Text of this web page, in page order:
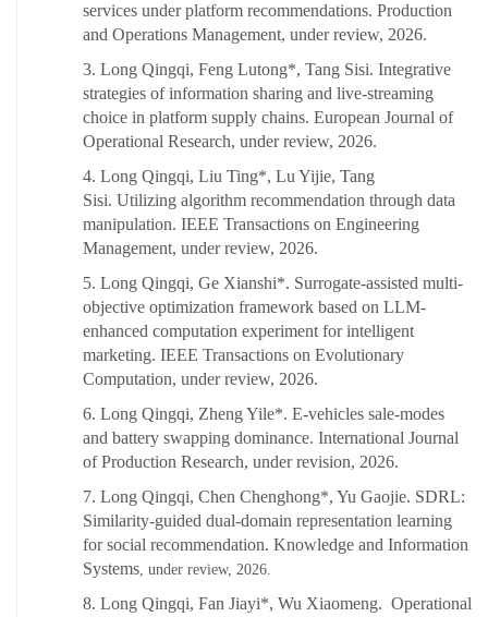
services under platform recommendations. Production
and Operations Management, under review, 2026.
3. Long Qingqi, Feng Lutong*, Tang Sisi. Integrative
strategies of information sharing and live-streaming
choice in platform supply chains. European Journal of
Operational Research, under review, 2026.
4. Long Qingqi, Liu Ting*, Lu Yijie, Tang
Sisi. Utilizing algorithm recommendation through data
manipulation. IEEE Transactions on Engineering
Management, under review, 2026.
5. Long Qingqi, Ge Xianshi*. Surrogate-assisted multi-
objective optimization framework based on LLM-
enhanced computation experiment for intelligent
marketing. IEEE Transactions on Evolutionary
Computation, under review, 2026.
6. Long Qingqi, Zheng Yile*. E-vehicles sale-modes
and battery swapping dominance. International Journal
of Production Research, under revision, 2026.
7. Long Qingqi, Chen Chenghong*, Yu Gaojie. SDRL:
Similarity-guided dual-domain representation learning
for social recommendation. Knowledge and Information
Systems, under review, 2026.
8. Long Qingqi, Fan Jiayi*, Wu Xiaomeng. Operational